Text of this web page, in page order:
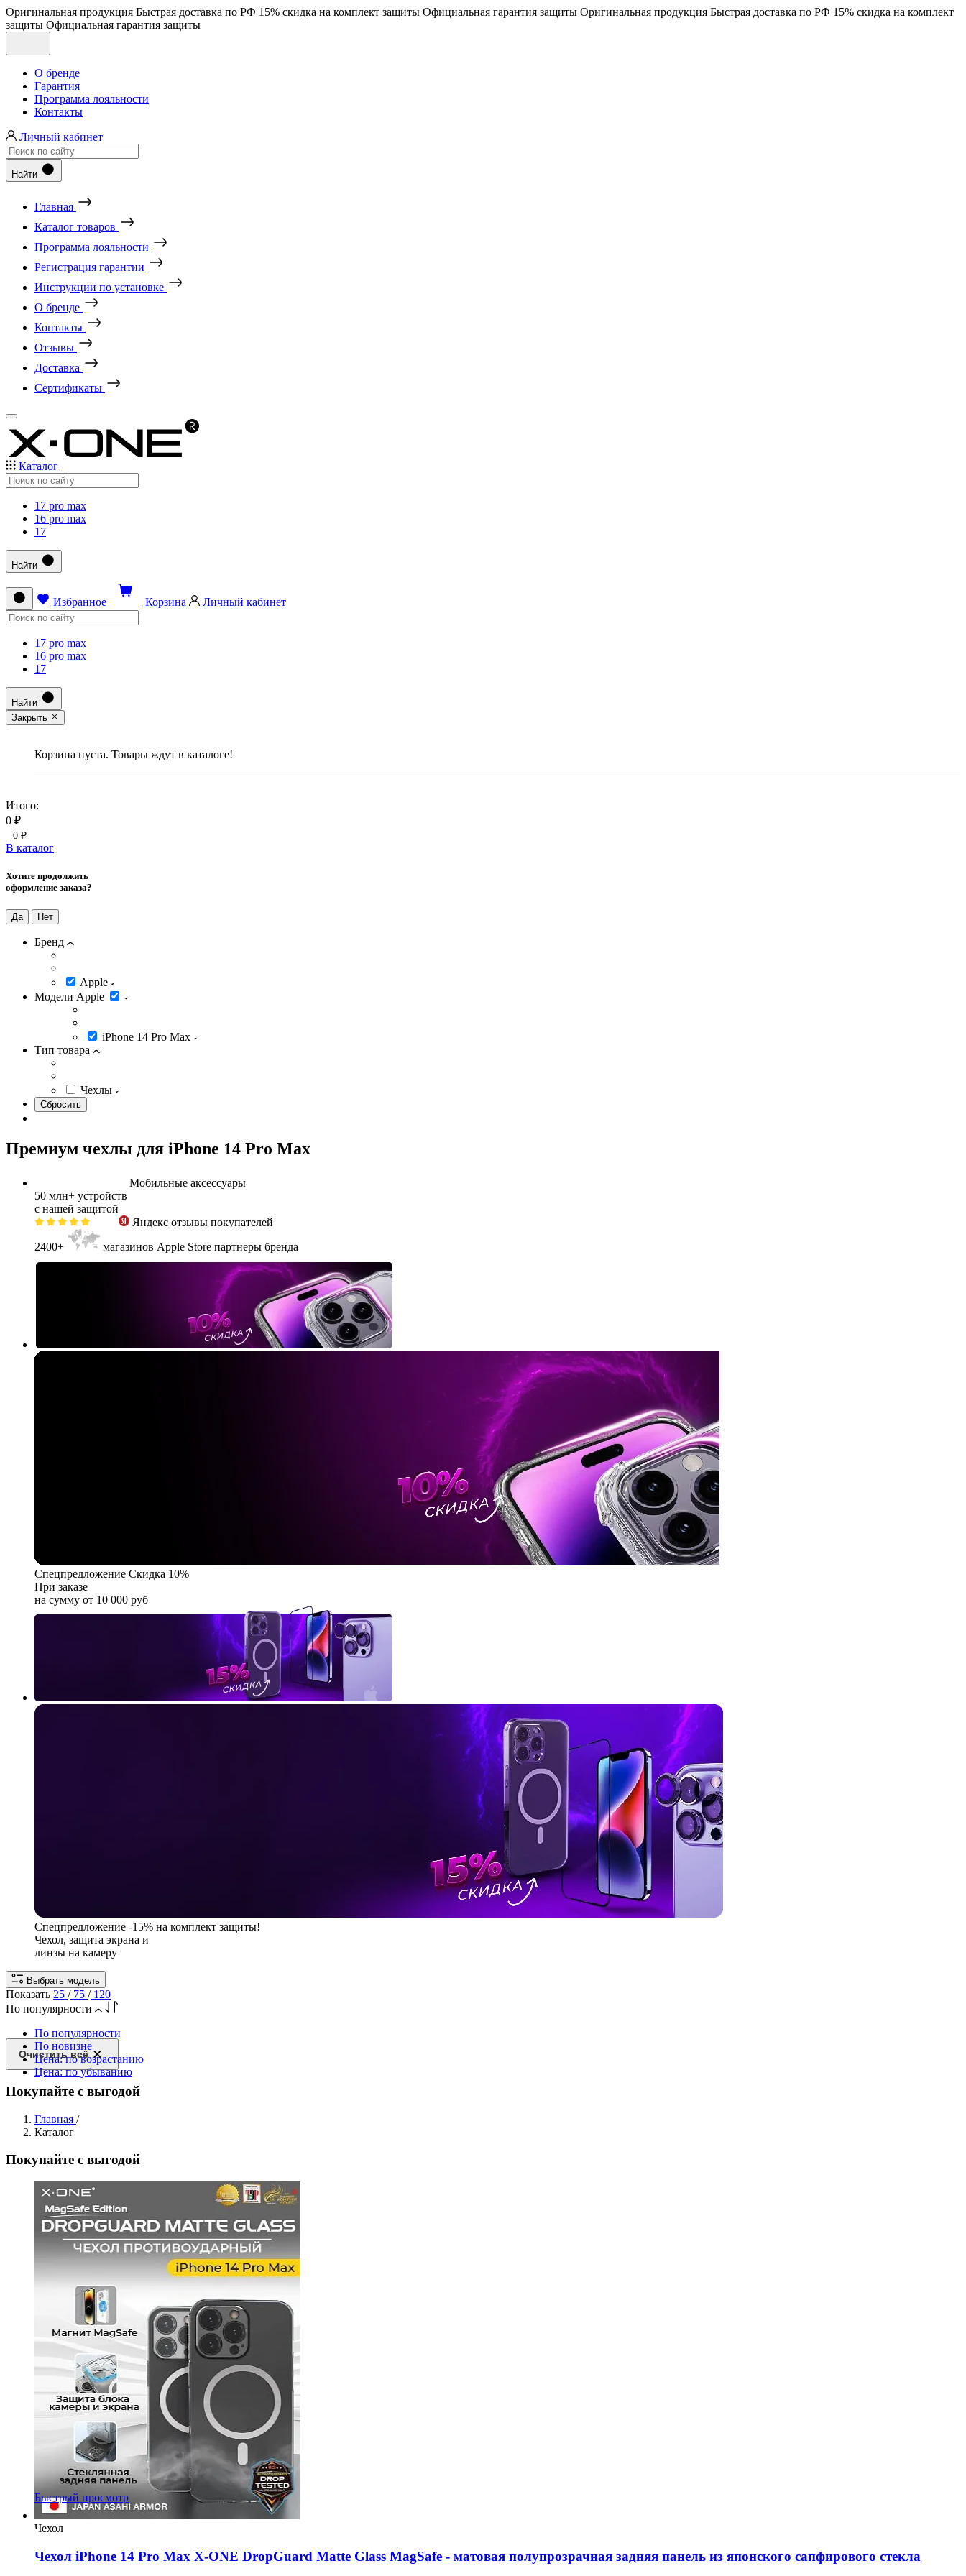
Оригинальная продукция Быстрая доставка по РФ 15% скидка на комплект защиты Официальная гарантия защиты Оригинальная продукция Быстрая доставка по РФ 15% скидка на комплект
защиты Официальная гарантия защиты
О бренде
Гарантия
Программа лояльности
Контакты
Личный кабинет
Найти
Главная
Каталог товаров
Программа лояльности
Регистрация гарантии
Инструкции по установке
О бренде
Контакты
Отзывы
Доставка
Сертификаты
Каталог
17 pro max
16 pro max
17
Найти
Избранное Корзина Личный кабинет
17 pro max
16 pro max
17
Найти
Закрыть
Корзина пуста. Товары ждут в каталоге!
Итого:
0 ₽
0 ₽
В каталог
Хотите продолжить
оформление заказа?
Да Нет
Бренд
Apple
Модели Apple
iPhone 14 Pro Max
Тип товара
Чехлы
Премиум чехлы для iPhone 14 Pro Max
Мобильные аксессуары
50 млн+ устройств
с нашей защитой
Яндекс отзывы покупателей
2400+
магазинов Apple Store партнеры бренда
Спецпредложение Скидка 10%
При заказе
на сумму от 10 000 руб
Спецпредложение -15% на комплект защиты!
Чехол, защита экрана и
линзы на камеру
Выбрать модель
Показать 25 / 75 / 120
По популярности
По популярности
По новизне
Цена: по возрастанию
Цена: по убыванию
Очистить всё
Покупайте с выгодой
Главная /
Каталог
Покупайте с выгодой
Быстрый просмотр
Чехол
Чехол iPhone 14 Pro Max X-ONE DropGuard Matte Glass MagSafe - матовая полупрозрачная задняя панель из японского сапфирового стекла